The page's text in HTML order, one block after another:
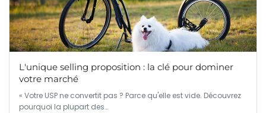
L'unique selling proposition : la clé pour dominer
votre marché
« Votre USP ne convertit pas ? Parce qu'elle est vide. Découvrez
pourquoi la plupart des…